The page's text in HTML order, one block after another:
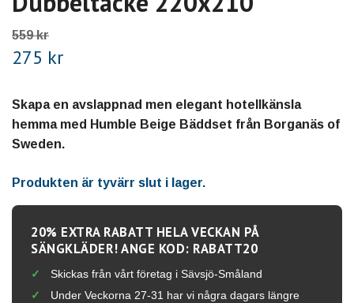
559 kr
275 kr
Skapa en avslappnad men elegant hotellkänsla
hemma med Humble Beige Bäddset från Borganäs of
Sweden.
Produkten är tyvärr slut i lager.
20% EXTRA RABATT HELA VECKAN PÅ
SÄNGKLÄDER! ANGE KOD: RABATT20
Skickas från vårt företag i Sävsjö-Småland
Under Veckorna 27-31 har vi några dagars längre